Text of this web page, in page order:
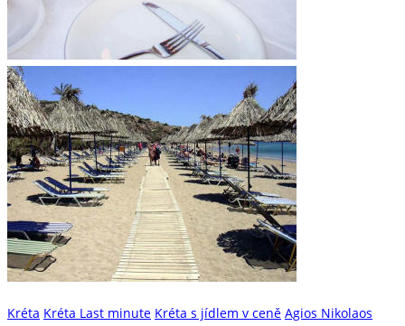
Kréta Kréta Last minute Kréta s jídlem v ceně Agios Nikolaos